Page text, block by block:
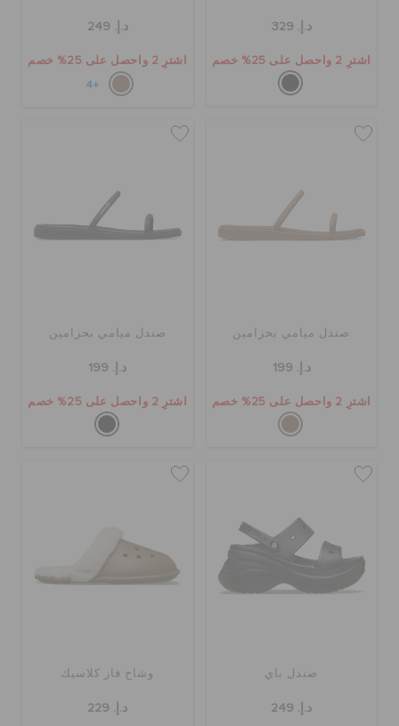
د.إ. 329
اشترِ 2 واحصل على 25% خصم
د.إ. 249
اشترِ 2 واحصل على 25% خصم
+4
صندل ميامي بحزامين
د.إ. 199
اشترِ 2 واحصل على 25% خصم
صندل ميامي بحزامين
د.إ. 199
اشترِ 2 واحصل على 25% خصم
صندل باي
د.إ. 249
وشاح فاز كلاسيك
د.إ. 229